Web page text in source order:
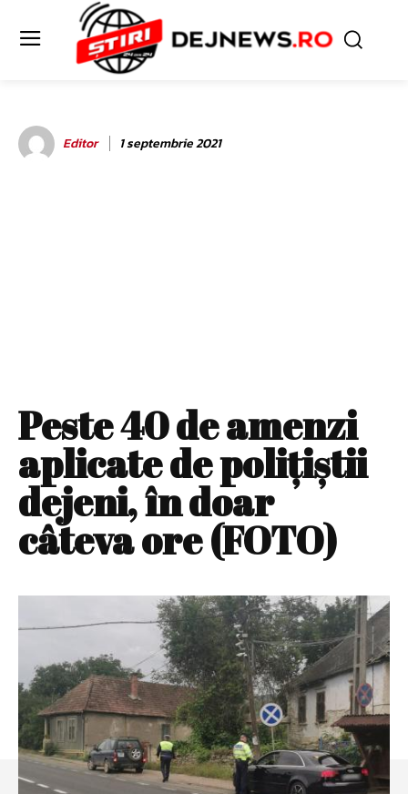
Editor 1 septembrie 2021
Peste 40 de amenzi
aplicate de poliţiştii
dejeni, în doar
câteva ore (FOTO)